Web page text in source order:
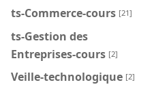
ts-Commerce-cours [21]
ts-Gestion des
Entreprises-cours [2]
Veille-technologique [2]